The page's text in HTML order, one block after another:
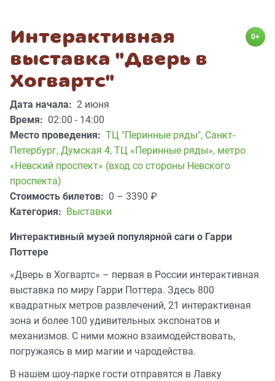
Интерактивная
выставка "Дверь в
Хогвартс"
0+
Дата начала: 2 июня
Время: 02:00 - 14:00
Место проведения: ТЦ "Перинные ряды", Санкт-
Петербург, Думская 4, ТЦ «Перинные ряды», метро
«Невский проспект» (вход со стороны Невского
проспекта)
Стоимость билетов: 0 – 3390 ₽
Категория: Выставки
Интерактивный музей популярной саги о Гарри
Поттере
«Дверь в Хогвартс» – первая в России интерактивная
выставка по миру Гарри Поттера. Здесь 800
квадратных метров развлечений, 21 интерактивная
зона и более 100 удивительных экспонатов и
механизмов. С ними можно взаимодействовать,
погружаясь в мир магии и чародейства.
В нашем шоу-парке гости отправятся в Лавку